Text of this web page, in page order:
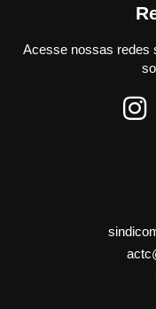
Acesse nossas redes